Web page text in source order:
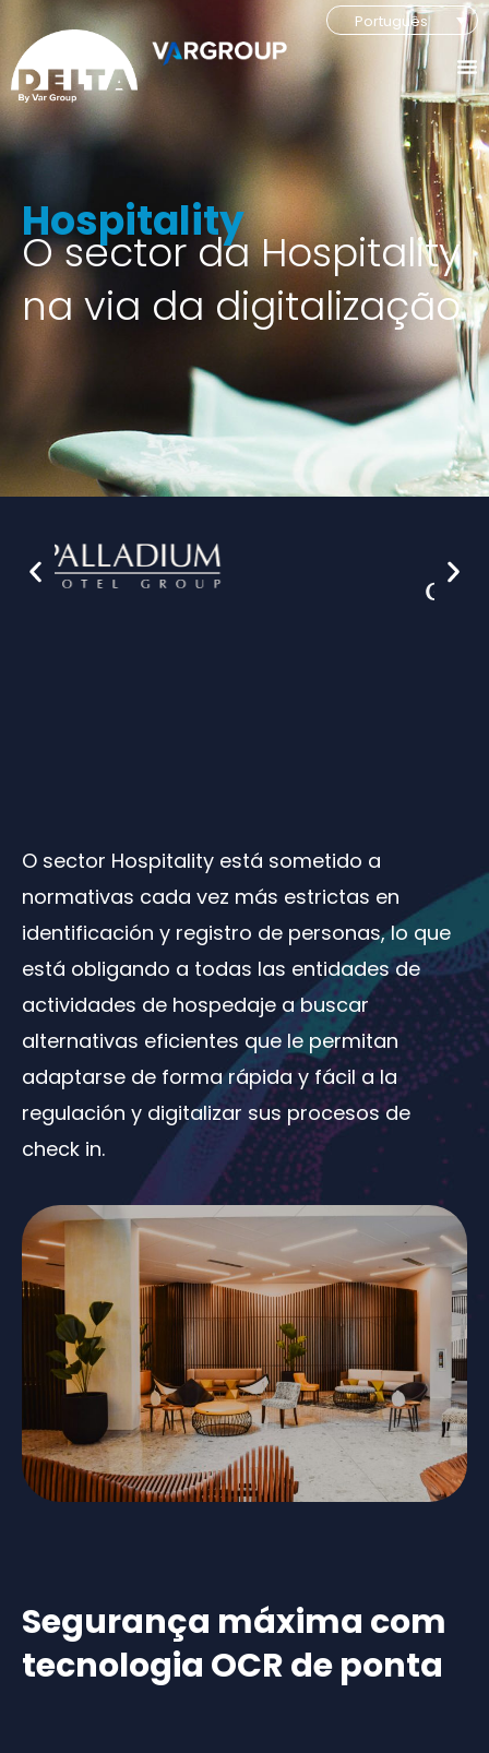
Português
Hospitality
O sector da Hospitality
na via da digitalização
O sector Hospitality está sometido a
normativas cada vez más estrictas en
identificación y registro de personas, lo que
está obligando a todas las entidades de
actividades de hospedaje a buscar
alternativas eficientes que le permitan
adaptarse de forma rápida y fácil a la
regulación y digitalizar sus procesos de
check in.
Segurança máxima com
tecnologia OCR de ponta